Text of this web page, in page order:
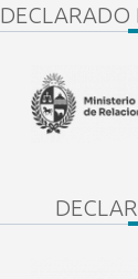
DECLARADO